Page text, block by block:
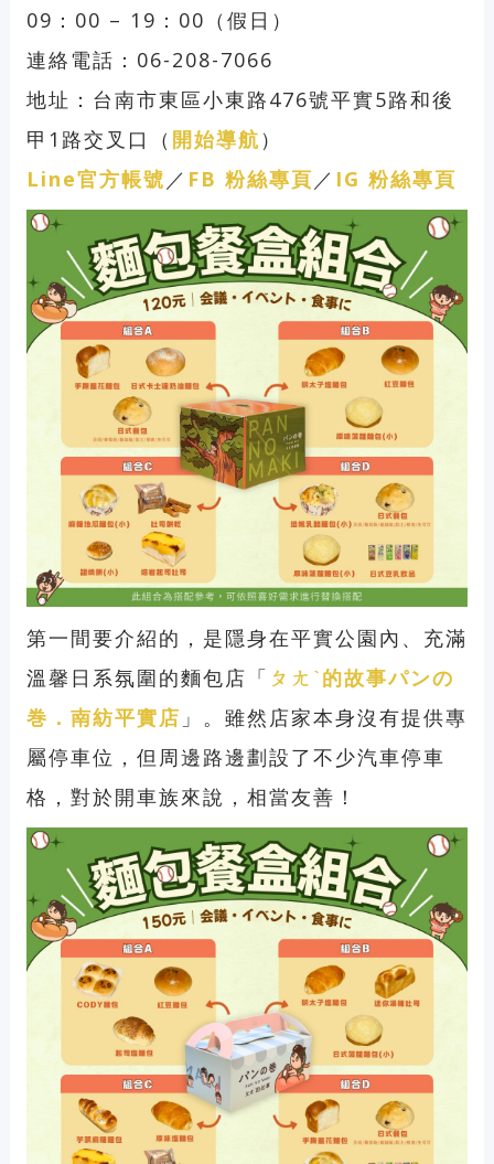
09：00 – 19：00（假日）
連絡電話：06-208-7066
地址：台南市東區小東路476號平實5路和後
甲1路交叉口（ 開始導航 ）
Line官方帳號 ／ FB 粉絲專頁 ／ IG 粉絲專頁
第一間要介紹的，是隱身在平實公園內、充滿
溫馨日系氛圍的麵包店「 ㄆㄤˋ的故事パンの
巻．南紡平實店 」。雖然店家本身沒有提供專
屬停車位，但周邊路邊劃設了不少汽車停車
格，對於開車族來說，相當友善！